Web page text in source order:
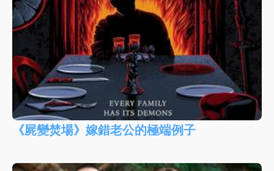
《屍變焚場》嫁錯老公的極端例子